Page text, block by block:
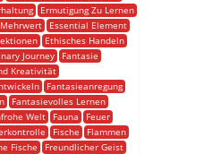
Ermutigung Zu Lernen
Essential Element
Ethisches Handeln
Journey
Fantasie
Kreativität
Fantasieanregung
Fantasievolles Lernen
Welt Fauna
Feuer
Fische
Flammen
Fische
Freundlicher Geist